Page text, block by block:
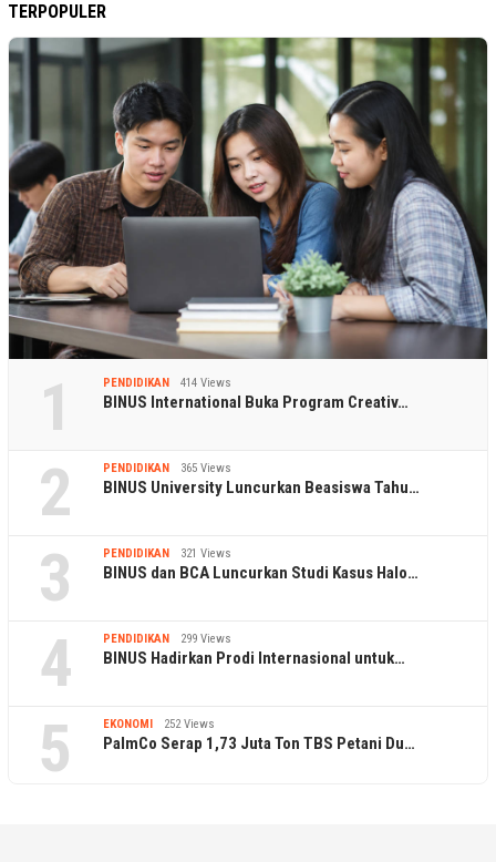
TERPOPULER
1 PENDIDIKAN 414 Views
BINUS International Buka Program Creativ…
2 PENDIDIKAN 365 Views
BINUS University Luncurkan Beasiswa Tahu…
3 PENDIDIKAN 321 Views
BINUS dan BCA Luncurkan Studi Kasus Halo…
4 PENDIDIKAN 299 Views
BINUS Hadirkan Prodi Internasional untuk…
5 EKONOMI 252 Views
PalmCo Serap 1,73 Juta Ton TBS Petani Du…